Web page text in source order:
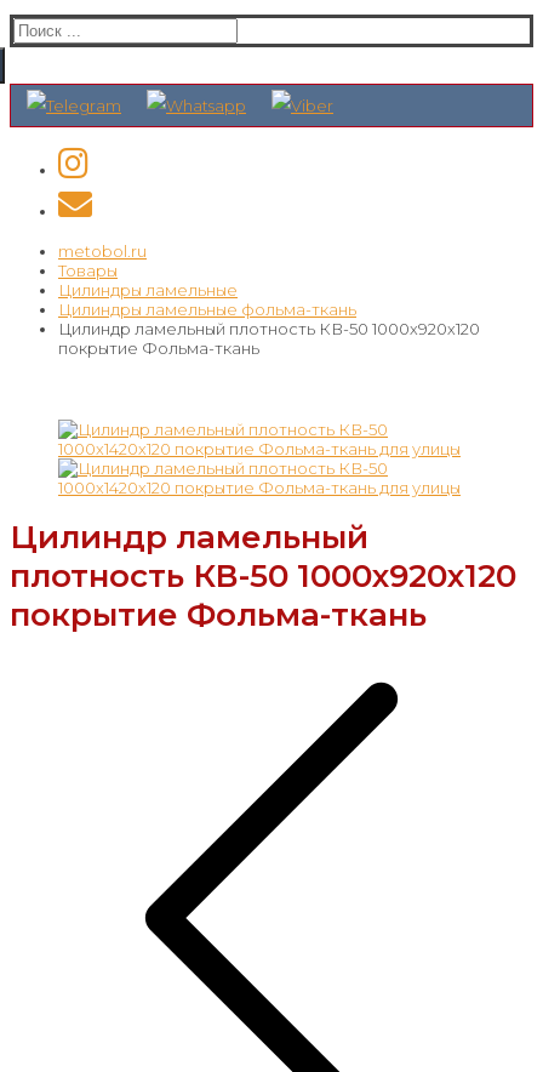
Искать:
metobol.ru
Товары
Цилиндры ламельные
Цилиндры ламельные фольма-ткань
Цилиндр ламельный плотность КВ-50 1000х920х120
покрытие Фольма-ткань
Цилиндр ламельный
плотность КВ-50 1000х920х120
покрытие Фольма-ткань